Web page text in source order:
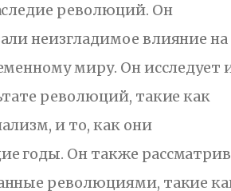
революций. Он
неизгладимое влияние
миру. Он исследует
революций, такие как
и то, как они
годы. Он также
революциями, такие